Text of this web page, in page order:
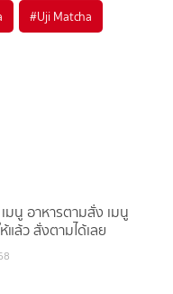
#Uji Matcha
มนู อาหารตามสั่ง เมนู
แล้ว สั่งตามได้เลย